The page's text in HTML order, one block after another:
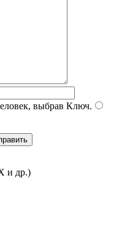
выбрав Ключ.
и др.)